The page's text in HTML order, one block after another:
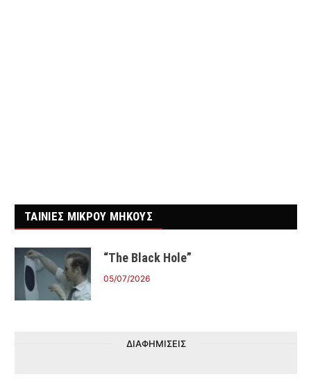
ΤΑΙΝΙΕΣ ΜΙΚΡΟΥ ΜΗΚΟΥΣ
“The Black Hole”
05/07/2026
ΔΙΑΦΗΜΙΣΕΙΣ